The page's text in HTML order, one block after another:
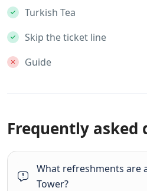
Turkish Tea
Skip the ticket line
Guide
Frequently asked
What refreshments are
Tower?